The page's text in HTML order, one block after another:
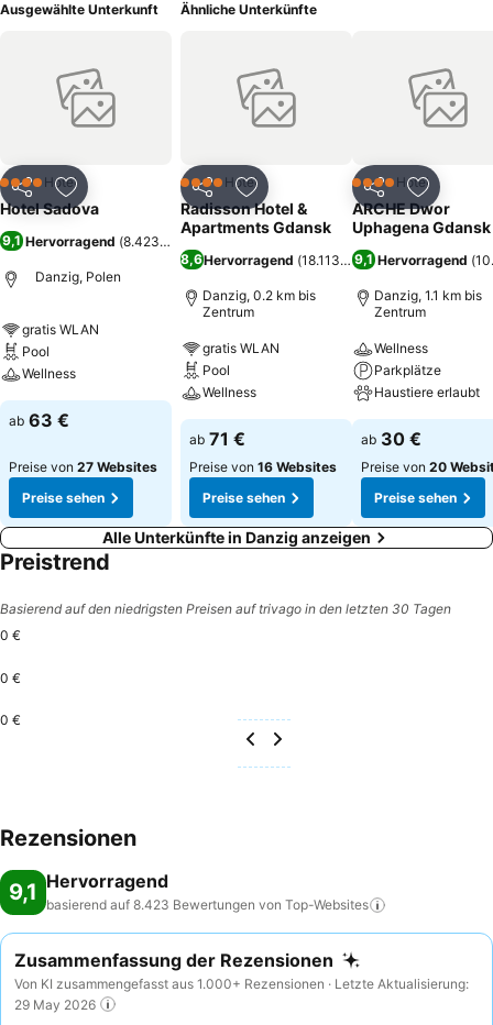
Kinderspielräume. Das Hotel ist ein idealer Ort für die Gäste, die
gilt seine Lage. Unweit der Danziger Altstadt, des Ostseestrandes
und der städtischen Verkehrsmittel.|Der schnelle Wi-Fi-Zugang im
gesamten Haus und die gut schallgedämmten Zimmer
Gdańsk kommen. |
Ausgewählte Unterkunft
Teilen Zu Favoriten hinzufügen
4 SterneHotel
Hotel Sadova
9,1 Hervorragend (8.423 Bewertungen
Danzig, Polen
gratis WLAN
Pool
Wellness
ab 63 €
Preise von 27 Websites
Preise sehen
Ähnliche Unterkünfte
Teilen Zu Favoriten hinzufügen
4 SterneHotel
Radisson Hotel &
Apartments Gdansk
8,6Hervorragend (18.113 Bewertungen)
Danzig, 0.2 km bis
Zentrum
gratis WLAN
Pool
Wellness
ab 71 €
Preise von 16 Websites
Preise sehen
Teilen Zu
4 SterneHotel
ARCHE Dwor
Uphagena Gdansk
9,1 Hervorragend (
Danzig, 1.1 km bis
Zentrum
Wellness
Parkplätze
Haustiere erlaubt
ab 30 €
Preise von 20
Preise sehen
Alle Unterkünfte in Danzig anzeigen
Preistrend
Basierend auf den niedrigsten Preisen auf trivago in den letzten 30 Tagen
0 €
0 €
0 €
Rezensionen
9,1 Hervorragend
basierend auf 8.423 Bewertungen von Top-Websites
Zusammenfassung der Rezensionen
Von KI zusammengefasst aus 1.000+ Rezensionen · Letzte Aktualisierung:
29 May 2026